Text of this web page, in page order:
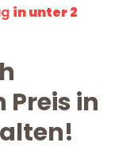
in unter 2
in